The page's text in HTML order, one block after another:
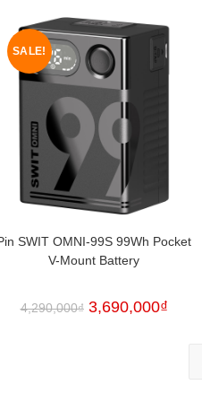
SALE!
SWIT OMNI-99S 99Wh Pocket
V-Mount Battery
4,290,000₫ 3,690,000₫